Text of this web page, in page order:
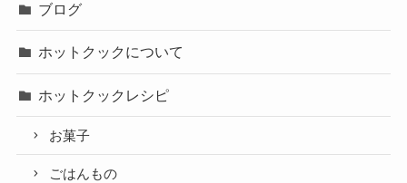
ブログ
ホットクックについて
ホットクックレシピ
お菓子
ごはんもの